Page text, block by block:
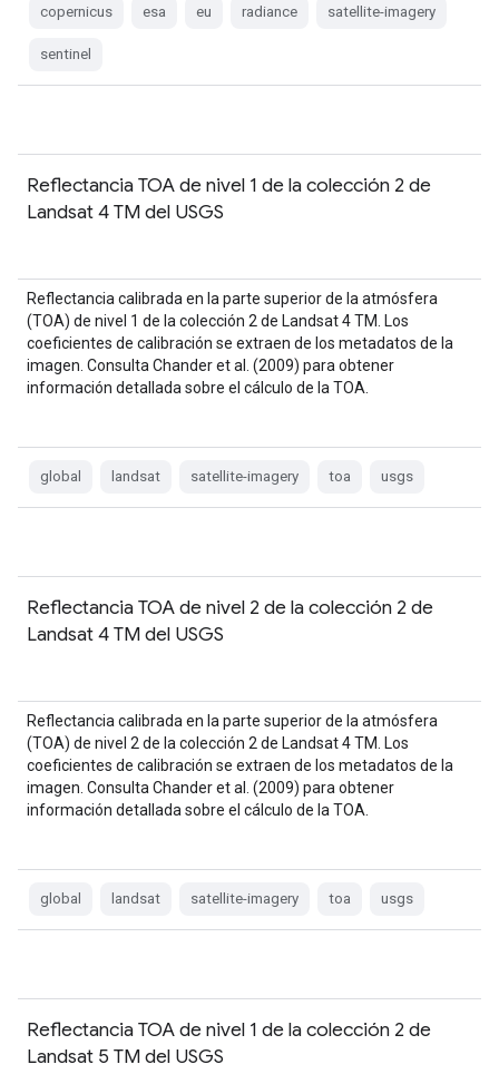
copernicus esa eu radiance satellite-imagery
sentinel
Reflectancia TOA de nivel 1 de la colección 2 de
Landsat 4 TM del USGS
Reflectancia calibrada en la parte superior de la atmósfera
(TOA) de nivel 1 de la colección 2 de Landsat 4 TM. Los
coeficientes de calibración se extraen de los metadatos de la
imagen. Consulta Chander et al. (2009) para obtener
información detallada sobre el cálculo de la TOA.
global landsat satellite-imagery toa usgs
Reflectancia TOA de nivel 2 de la colección 2 de
Landsat 4 TM del USGS
Reflectancia calibrada en la parte superior de la atmósfera
(TOA) de nivel 2 de la colección 2 de Landsat 4 TM. Los
coeficientes de calibración se extraen de los metadatos de la
imagen. Consulta Chander et al. (2009) para obtener
información detallada sobre el cálculo de la TOA.
global landsat satellite-imagery toa usgs
Reflectancia TOA de nivel 1 de la colección 2 de
Landsat 5 TM del USGS